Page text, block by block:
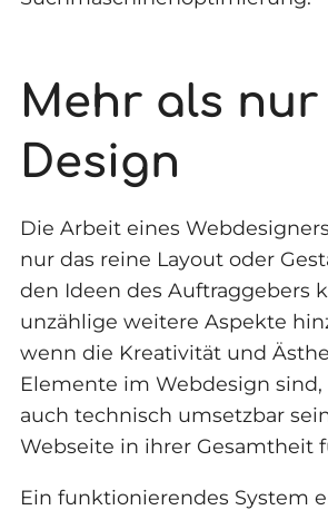
Mehr als nur
Design
Die Arbeit eines
nur das reine Layout oder
den Ideen des Auftraggebers
unzählige weitere Aspekte
wenn die Kreativität und
Elemente im Webdesign sind,
auch technisch umsetzbar
Webseite in ihrer Gesamtheit
Ein funktionierendes System